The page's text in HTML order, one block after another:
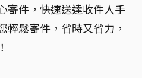
寄件，快速送達收件人手
輕鬆寄件，省時又省力，